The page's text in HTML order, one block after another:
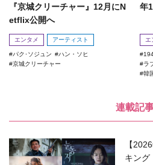
『京城クリーチャー』12月にN
etflix公開へ
エンタメ アーティスト
パク･ソジュン
ハン・ソヒ
京城クリーチャー
年
エ
ラ
韓
連載記
【
キング